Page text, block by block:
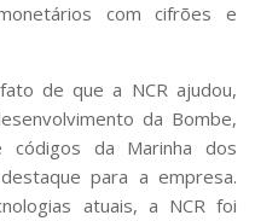
com cifrões e
de que a NCR ajudou,
da Bombe,
da Marinha dos
para a empresa.
atuais, a NCR foi